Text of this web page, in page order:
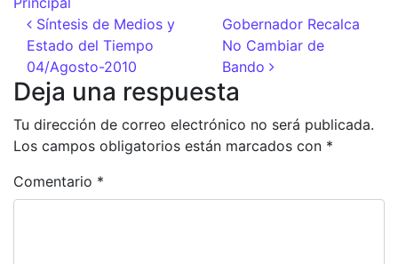
Navegación de entradas
Síntesis de Medios y
Estado del Tiempo
04/Agosto-2010
Gobernador Recalca
No Cambiar de
Bando
Deja una respuesta
Tu dirección de correo electrónico no será publicada.
Los campos obligatorios están marcados con *
Comentario *